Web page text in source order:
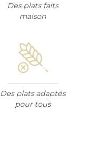
Des plats faits
maison
Des plats adaptés
pour tous